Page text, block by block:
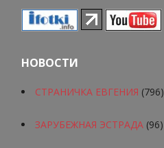
НОВОСТИ
СТРАНИЧКА ЕВГЕНИЯ (796)
ЗАРУБЕЖНАЯ ЭСТРАДА (96)